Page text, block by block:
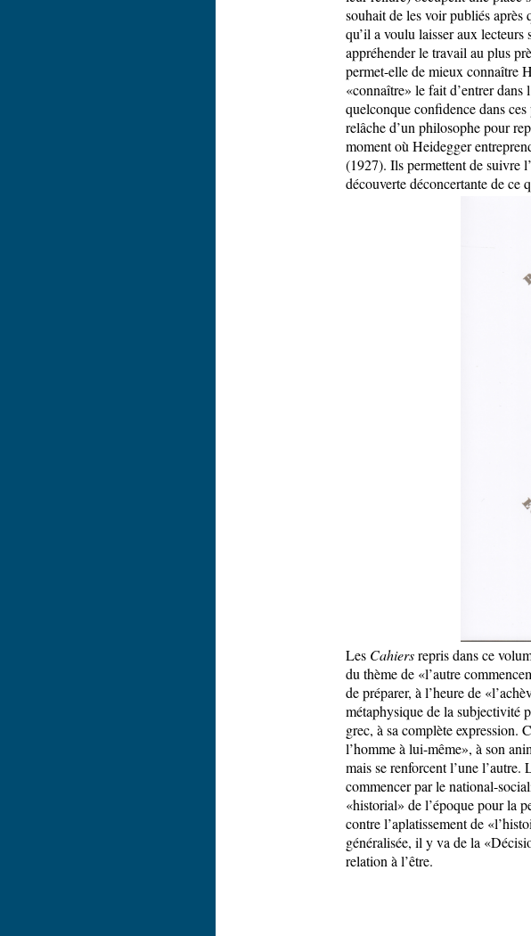
souhait de les voir publiés
qu’il a voulu laisser aux lecteurs
appréhender le travail au plus
permet-elle de mieux connaître
«connaître» le fait d’entrer dans
quelconque confidence dans
relâche d’un philosophe pour
moment où Heidegger
(1927). Ils permettent de suivre
découverte déconcertante de ce
Les Cahiersrepris dans ce
du thème de «l’autre
de préparer, à l’heure de
métaphysique de la subjectivité
grec, à sa complète expression.
l’homme à lui-même», à son
mais se renforcent l’une l’autre.
commencer par le national-
«historial» de l’époque pour la
contre l’aplatissement de
généralisée, il y va de la
relation à l’être.